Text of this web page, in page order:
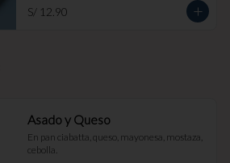
S/ 12.90
Asado y Queso
En pan ciabatta, queso, mayonesa, mostaza,
cebolla.